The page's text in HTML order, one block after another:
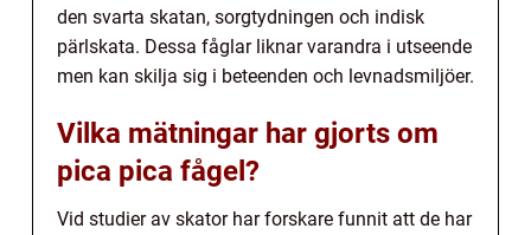
den svarta skatan, sorgtydningen och indisk
pärlskata. Dessa fåglar liknar varandra i utseende
men kan skilja sig i beteenden och levnadsmiljöer.
Vilka mätningar har gjorts om
pica pica fågel?
Vid studier av skator har forskare funnit att de har